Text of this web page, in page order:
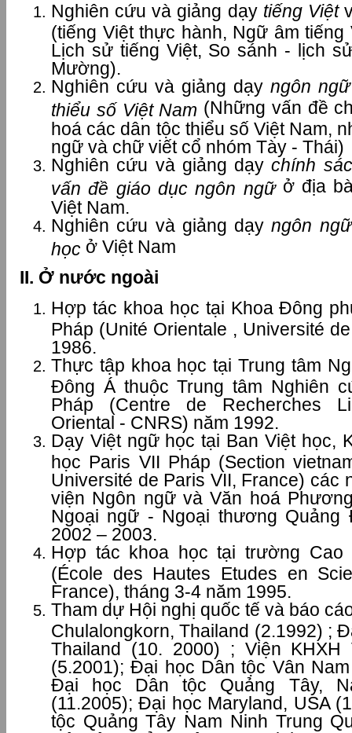
Nghiên cứu và giảng dạy tiếng Việt
(tiếng Việt thực hành, Ngữ âm
Lịch sử tiếng Việt, So sánh - lịch
Mường).
Nghiên cứu và giảng dạy ngôn
thiểu số Việt Nam (Những vấn đề
hoá các dân tộc thiểu số Việt Nam,
ngữ và chữ viết cổ nhóm Tày - Thái)
Nghiên cứu và giảng dạychính
vấn đề giáo dục ngôn ngữ ở địa
Việt Nam.
Nghiên cứu và giảng dạyngôn ng
học ở Việt Nam
II. Ở nước ngoài
Hợp tác khoa học tại Khoa Đông
Pháp (Unité Orientale , Université
1986.
Thực tập khoa học tại Trung tâm
Đông Á thuộc Trung tâm Nghiên
Pháp (Centre de Recherches
Oriental - CNRS) năm 1992.
Dạy Việt ngữ học tại Ban Việt học,
học Paris VII Pháp (Section
Université de Paris VII, France) các
viện Ngôn ngữ và Văn hoá
Ngoại ngữ - Ngoại thương Quảng
2002 – 2003.
Hợp tác khoa học tại trường Cao
(École des Hautes Etudes en
France), tháng 3-4 năm 1995.
Tham dự Hội nghị quốc tế và báo
Chulalongkorn, Thailand (2.1992) ;
Thailand (10. 2000) ; Viện KHXH
(5.2001); Đại học Dân tộc Vân
Đại học Dân tộc Quảng Tây,
(11.2005); Đại học Maryland, USA
tộc Quảng Tây Nam Ninh Trung